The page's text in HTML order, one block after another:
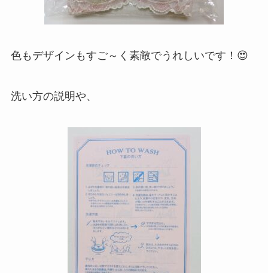
色もデザインもすご～く素敵でうれしいです！😍
洗い方の説明や、